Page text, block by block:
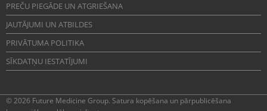
PREČU PIEGĀDE UN ATGRIEŠANA
JAUTĀJUMI UN ATBILDES
PRIVĀTUMA POLITIKA
SĪKDATŅU IESTATĪJUMI
© 2026 Future Medicine Group. Satura kopēšana un pārpublicēšana